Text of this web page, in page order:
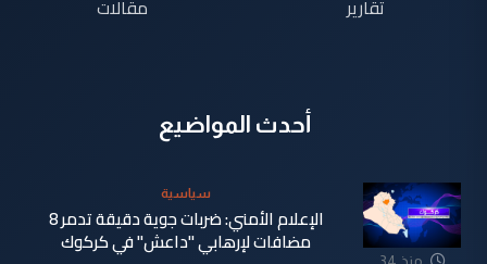
تقارير
مقالات
أحدث المواضيع
سياسية
الإعلام الأمني: ضربات جوية دقيقة تدمر 8
مضافات لإرهابي "داعش" في كركوك